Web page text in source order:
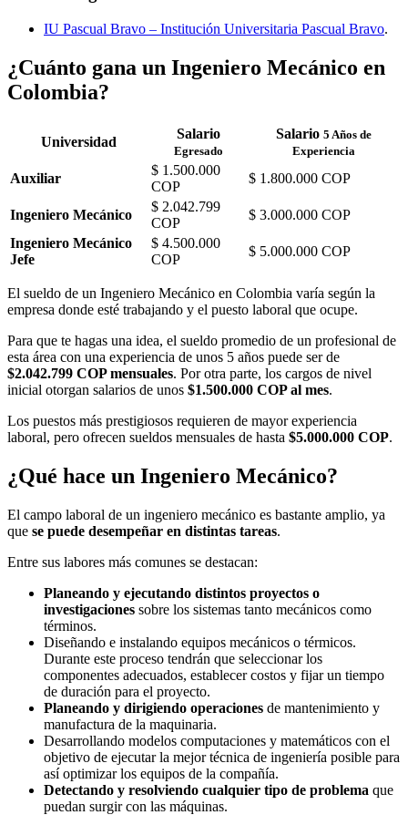
IU Pascual Bravo – Institución Universitaria Pascual Bravo.
¿Cuánto gana un Ingeniero Mecánico en
Colombia?
Universidad
Salario
Egresado
Salario 5 Años de
Experiencia
Auxiliar
$ 1.500.000
COP
$ 1.800.000 COP
Ingeniero Mecánico
$ 2.042.799
COP
$ 3.000.000 COP
Ingeniero Mecánico
Jefe
$ 4.500.000
COP
$ 5.000.000 COP
El sueldo de un Ingeniero Mecánico en Colombia varía según la
empresa donde esté trabajando y el puesto laboral que ocupe.
Para que te hagas una idea, el sueldo promedio de un profesional de
esta área con una experiencia de unos 5 años puede ser de
$2.042.799 COP mensuales. Por otra parte, los cargos de nivel
inicial otorgan salarios de unos $1.500.000 COP al mes.
Los puestos más prestigiosos requieren de mayor experiencia
laboral, pero ofrecen sueldos mensuales de hasta $5.000.000 COP.
¿Qué hace un Ingeniero Mecánico?
El campo laboral de un ingeniero mecánico es bastante amplio, ya
que se puede desempeñar en distintas tareas.
Entre sus labores más comunes se destacan:
Planeando y ejecutando distintos proyectos o
investigaciones sobre los sistemas tanto mecánicos como
términos.
Diseñando e instalando equipos mecánicos o térmicos.
Durante este proceso tendrán que seleccionar los
componentes adecuados, establecer costos y fijar un tiempo
de duración para el proyecto.
Planeando y dirigiendo operaciones de mantenimiento y
manufactura de la maquinaria.
Desarrollando modelos computaciones y matemáticos con el
objetivo de ejecutar la mejor técnica de ingeniería posible para
así optimizar los equipos de la compañía.
Detectando y resolviendo cualquier tipo de problema que
puedan surgir con las máquinas.